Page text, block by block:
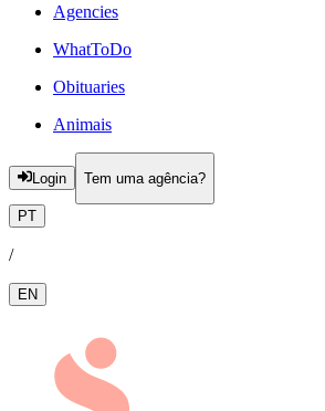
Agencies
WhatToDo
Obituaries
Animais
Login Tem uma agência?
PT
/
EN